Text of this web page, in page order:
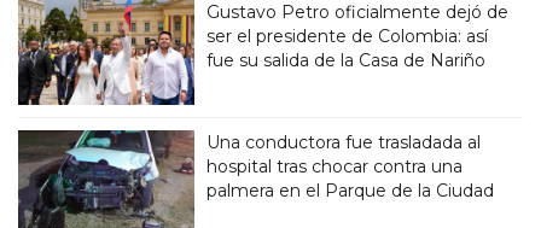
Gustavo Petro oficialmente dejó de
ser el presidente de Colombia: así
fue su salida de la Casa de Nariño
Una conductora fue trasladada al
hospital tras chocar contra una
palmera en el Parque de la Ciudad